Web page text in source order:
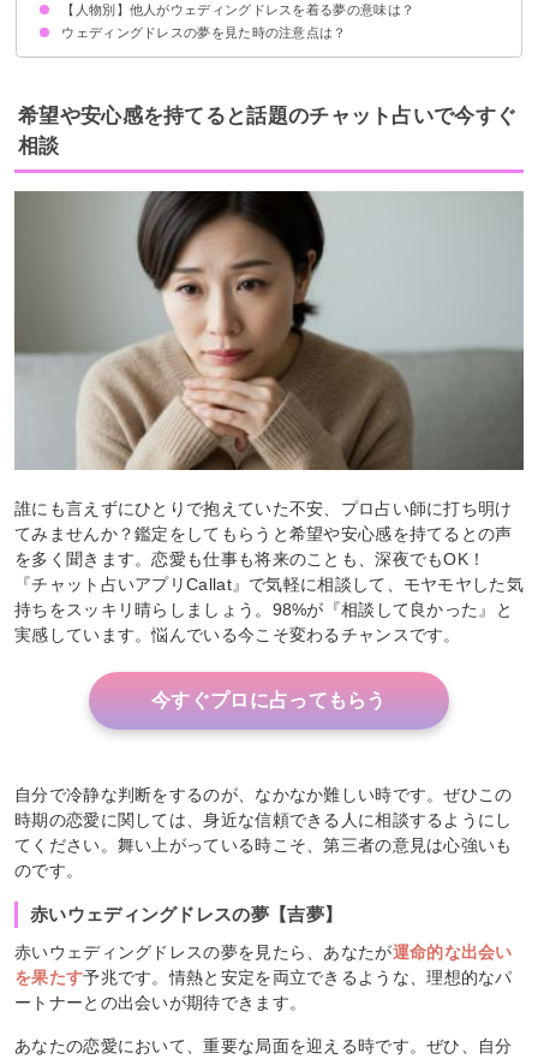
白いウェディングドレスの夢【凶夢】
ピンクのウェディングドレスの夢【警告夢】
赤いウェディングドレスの夢【吉夢】
黒いウェディングドレスの夢【警告夢】
青いウェディングドレスの夢【警告夢】
【人物別】他人がウェディングドレスを着る夢の意味は？
友達がウェディングドレスの夢【警告夢】
母親がウェディングドレスを着る夢【凶夢】
男性がウェディングドレスを着る夢【警告夢】
姉妹がウェディングドレスを着る夢【吉夢・凶夢】
知らない人がウェディングドレスを着る夢【吉夢】
ウェディングドレスの夢を見た時の注意点は？
恋愛に積極的になる
吉夢なら話さず警告夢や凶夢は人に話す
希望や安心感を持てると話題のチャット占いで今すぐ
相談
誰にも言えずにひとりで抱えていた不安、プロ占い師に打ち明け
てみませんか？鑑定をしてもらうと希望や安心感を持てるとの声
を多く聞きます。恋愛も仕事も将来のことも、深夜でもOK！
『チャット占いアプリCallat』で気軽に相談して、モヤモヤした気
持ちをスッキリ晴らしましょう。98%が『相談して良かった』と
実感しています。悩んでいる今こそ変わるチャンスです。
今すぐプロに占ってもらう
自分で冷静な判断をするのが、なかなか難しい時です。ぜひこの
時期の恋愛に関しては、身近な信頼できる人に相談するようにし
てください。舞い上がっている時こそ、第三者の意見は心強いも
のです。
赤いウェディングドレスの夢【吉夢】
赤いウェディングドレスの夢を見たら、あなたが運命的な出会い
を果たす予兆です。情熱と安定を両立できるような、理想的なパ
ートナーとの出会いが期待できます。
あなたの恋愛において、重要な局面を迎える時です。ぜひ、自分